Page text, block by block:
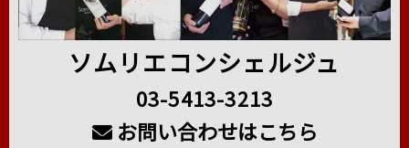
ソムリエコンシェルジュ
03-5413-3213
お問い合わせはこちら